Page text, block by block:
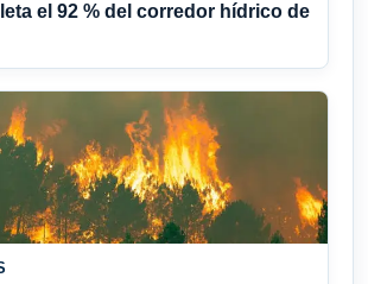
el 92 % del corredor hídrico de